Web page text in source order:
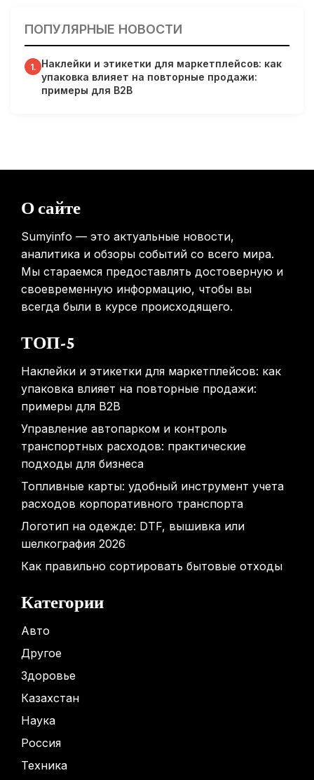
31.01.2026
Гарвардские ученые обнаружили сеть лимфатических
сосудов в мозге человека и мышей
31.01.2026
выявления рисков раннего старения
ПОПУЛЯРНЫЕ НОВОСТИ
1. Наклейки и этикетки для маркетплейсов: как
упаковка влияет на повторные продажи:
примеры для B2B
О сайте
Sumyinfo — это актуальные новости,
аналитика и обзоры событий со всего мира.
Мы стараемся предоставлять достоверную и
своевременную информацию, чтобы вы
всегда были в курсе происходящего.
ТОП-5
Наклейки и этикетки для маркетплейсов: как
упаковка влияет на повторные продажи:
примеры для B2B
Управление автопарком и контроль
транспортных расходов: практические
подходы для бизнеса
Топливные карты: удобный инструмент учета
расходов корпоративного транспорта
Логотип на одежде: DTF, вышивка или
шелкография 2026
Как правильно сортировать бытовые отходы
Категории
Авто
Другое
Здоровье
Казахстан
Наука
Россия
Техника